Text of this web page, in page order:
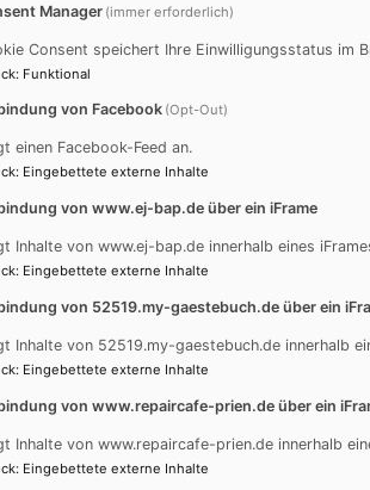
Initiative
sich
Manager (immer erforderlich)
Consent speichert Ihre Einwilligungsstatus im
: Funktional
von Facebook (Opt-Out)
einen Facebook-Feed an.
: Eingebettete externe Inhalte
von www.ej-bap.de über ein iFrame
Inhalte von www.ej-bap.de innerhalb eines
: Eingebettete externe Inhalte
von 52519.my-gaestebuch.de über ein
Inhalte von 52519.my-gaestebuch.de innerhalb
: Eingebettete externe Inhalte
von www.repaircafe-prien.de über ein
Inhalte von www.repaircafe-prien.de innerhalb
: Eingebettete externe Inhalte